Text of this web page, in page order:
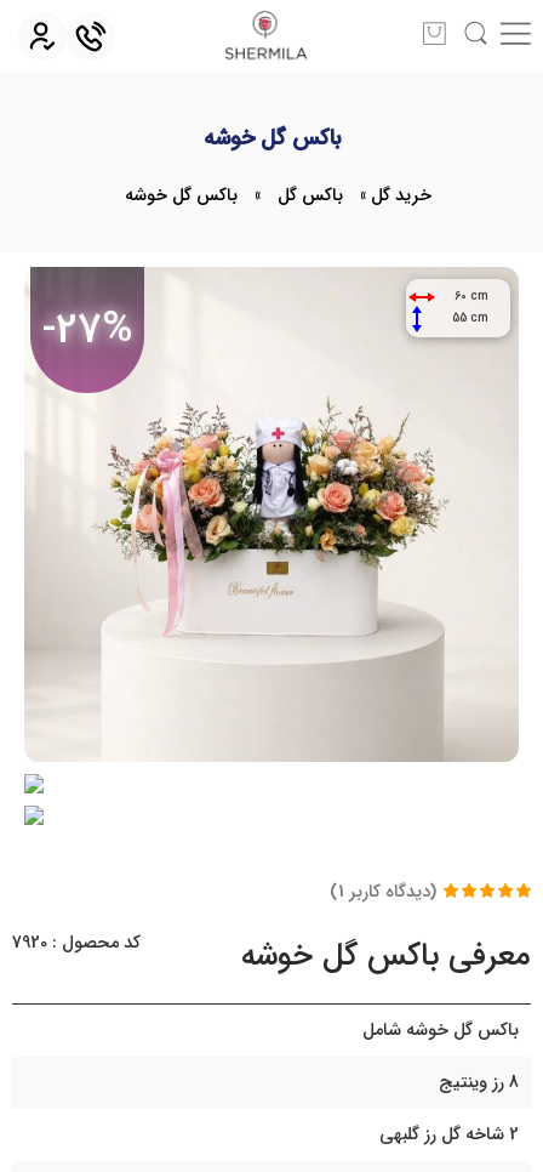
باکس گل خوشه
خرید گل » باکس گل » باکس گل خوشه
-27%
60 cm
55 cm
مشتری
(دیدگاه کاربر 1
)
معرفی باکس گل خوشه کد محصول : 7920
باکس گل خوشه شامل
8 رز وینتیج
2 شاخه گل رز گلبهی